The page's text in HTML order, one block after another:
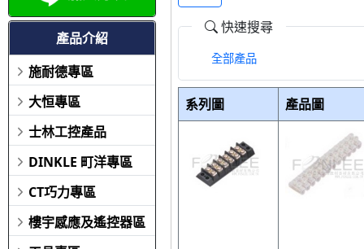
產品介紹
施耐德專區
大恒專區
士林工控產品
DINKLE 町洋專區
CT巧力專區
樓宇感應及遙控器區
快速搜尋
全部產品
系列圖 產品圖